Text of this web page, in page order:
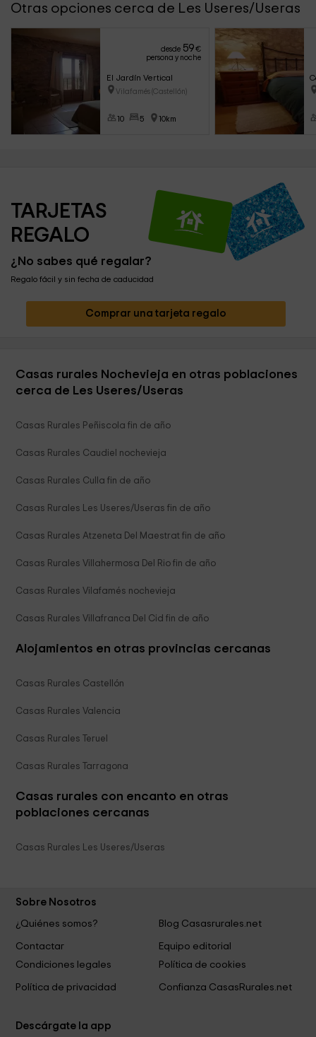
Otras opciones cerca de Les Useres/Useras
desde 59€
persona y noche
El Jardín Vertical
Vilafamés (Castellón)
10 5 10km
TARJETAS
REGALO
¿No sabes qué regalar?
Regalo fácil y sin fecha de caducidad
Comprar una tarjeta regalo
Casas rurales Nochevieja en otras poblaciones
cerca de Les Useres/Useras
Casas Rurales Peñiscola fin de año
Casas Rurales Caudiel nochevieja
Casas Rurales Culla fin de año
Casas Rurales Les Useres/Useras fin de año
Casas Rurales Atzeneta Del Maestrat fin de año
Casas Rurales Villahermosa Del Rio fin de año
Casas Rurales Vilafamés nochevieja
Casas Rurales Villafranca Del Cid fin de año
Alojamientos en otras provincias cercanas
Casas Rurales Castellón
Casas Rurales Valencia
Casas Rurales Teruel
Casas Rurales Tarragona
Casas rurales con encanto en otras
poblaciones cercanas
Casas Rurales Les Useres/Useras
Sobre Nosotros
¿Quiénes somos?
Blog Casasrurales.net
Contactar
Equipo editorial
Condiciones legales
Política de cookies
Política de privacidad Confianza CasasRurales.net
Descárgate la app